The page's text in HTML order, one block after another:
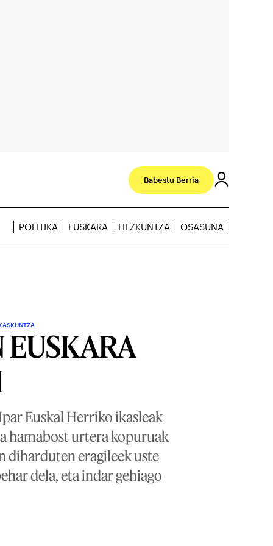
Babestu Berria
POLITIKA EUSKARA HEZKUNTZA OSASUNA
EUSKARA
Euskal Herriko ikasleak
hamabost urtera kopuruak
eragileek uste
dela, eta indar gehiago